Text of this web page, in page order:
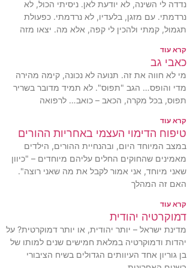
נדדה לי השינה, לא יודעת לאן. ניסיתי הכול, לא
נרדמתי. עם מזגן, בלעדיו, לא נרדמתי. כפעולת
תגמול, קמתי ולהכין לי קפה, אלא מה. יצאו מזה
קרא עוד
כאבי גב
מי לא חווה את זה. תנועה לא נכונה, קימה מהירה
מדי והופס… הגב "תפוס". לא תמיד מדובר בשריר
תפוס, בכל מקרה, הכאב – כואב… לרפואה
קרא עוד
טיפוח הדימוי העצמי באחריות ההורים
במצב המיוחד היום, ובהנחיית ההורים, הילדים
מאמינים שהחוקים החלים עליהם מיוחדים – "כיוון
שאני מיוחד, אני אמור לקבל את מה שאני רוצה".
האם זה המהלך
קרא עוד
דמוקרטיה יהודית
מדינת ישראל – יותר יהודית, או יותר דמוקרטית? על
יהדות ודמוקרטיה במלאת חמישים שנים למותו של
בן גוריון אחד העיוותים הגדולים בשיח הציבורי